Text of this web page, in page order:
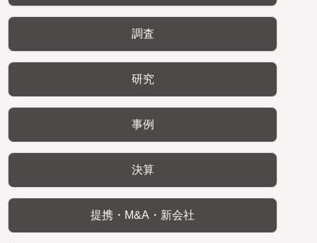
調査
研究
事例
決算
提携・M&A・新会社